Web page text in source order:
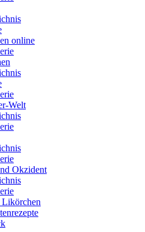
online
Welt
Okzident
Likörchen